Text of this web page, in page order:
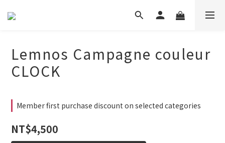
Lemnos Campagne couleur
CLOCK
Member first purchase discount on selected categories
NT$4,500